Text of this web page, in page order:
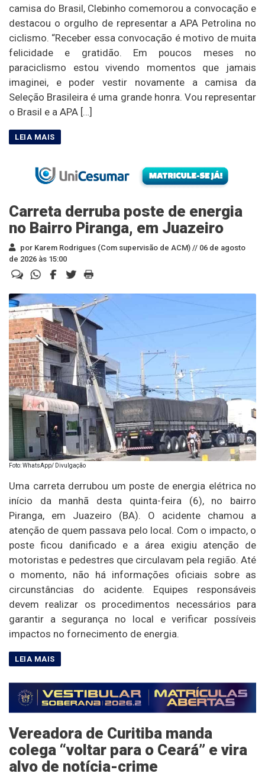
camisa do Brasil, Clebinho comemorou a convocação e
destacou o orgulho de representar a APA Petrolina no
ciclismo. “Receber essa convocação é motivo de muita
felicidade e gratidão. Em poucos meses no
paraciclismo estou vivendo momentos que jamais
imaginei, e poder vestir novamente a camisa da
Seleção Brasileira é uma grande honra. Vou representar
o Brasil e a APA […]
Carreta derruba poste de energia
no Bairro Piranga, em Juazeiro
por Karem Rodrigues (Com supervisão de ACM) // 06 de agosto
de 2026 às 15:00
Foto: WhatsApp/ Divulgação
Uma carreta derrubou um poste de energia elétrica no
início da manhã desta quinta-feira (6), no bairro
Piranga, em Juazeiro (BA). O acidente chamou a
atenção de quem passava pelo local. Com o impacto, o
poste ficou danificado e a área exigiu atenção de
motoristas e pedestres que circulavam pela região. Até
o momento, não há informações oficiais sobre as
circunstâncias do acidente. Equipes responsáveis
devem realizar os procedimentos necessários para
garantir a segurança no local e verificar possíveis
impactos no fornecimento de energia.
Vereadora de Curitiba manda
colega “voltar para o Ceará” e vira
alvo de notícia-crime